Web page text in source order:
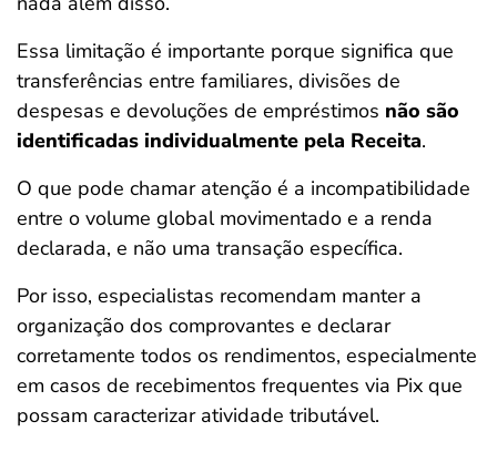
Essa limitação é importante porque significa que
transferências entre familiares, divisões de
despesas e devoluções de empréstimos não são
identificadas individualmente pela Receita.
O que pode chamar atenção é a incompatibilidade
entre o volume global movimentado e a renda
declarada, e não uma transação específica.
Por isso, especialistas recomendam manter a
organização dos comprovantes e declarar
corretamente todos os rendimentos, especialmente
em casos de recebimentos frequentes via Pix que
possam caracterizar atividade tributável.